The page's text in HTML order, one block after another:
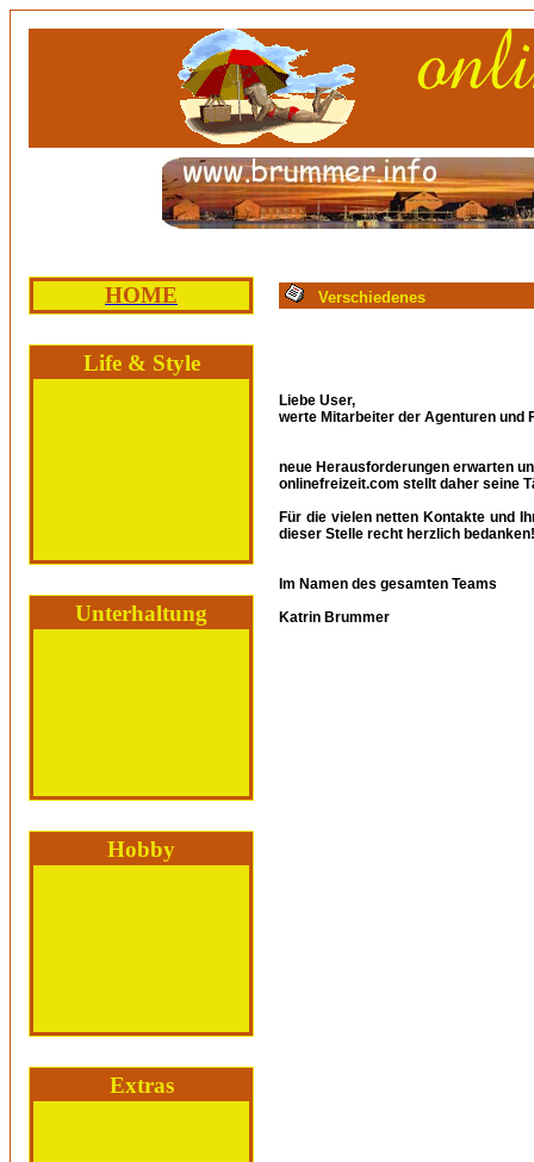
HOME
Life & Style
Unterhaltung
Hobby
Extras
Verschiedenes
Liebe User,
werte Mitarbeiter der Agenturen und
neue Herausforderungen erwarten
onlinefreizeit.com stellt daher seine
Für die vielen netten Kontakte und
dieser Stelle recht herzlich bedanken!
Im Namen des gesamten Teams
Katrin Brummer